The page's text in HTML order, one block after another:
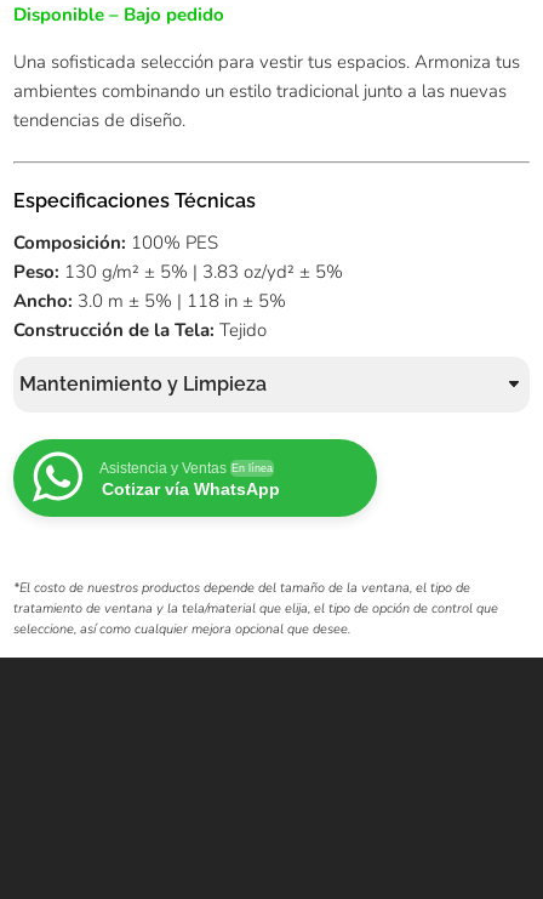
Disponible – Bajo pedido
Una sofisticada selección para vestir tus espacios. Armoniza tus
ambientes combinando un estilo tradicional junto a las nuevas
tendencias de diseño.
Especificaciones Técnicas
Composición: 100% PES
Peso: 130 g/m² ± 5% | 3.83 oz/yd² ± 5%
Ancho: 3.0 m ± 5% | 118 in ± 5%
Construcción de la Tela: Tejido
Mantenimiento y Limpieza
Asistencia y Ventas En línea
Cotizar vía WhatsApp
*El costo de nuestros productos depende del tamaño de la ventana, el tipo de
tratamiento de ventana y la tela/material que elija, el tipo de opción de control que
seleccione, así como cualquier mejora opcional que desee.